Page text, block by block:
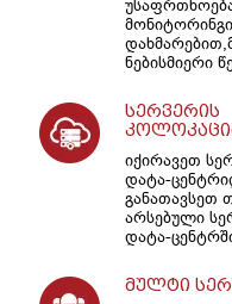
ნებისმიერი
სერვერის
იქირავეთ
დატა-
განათავსეთ
არსებული
დატა-
მულტი